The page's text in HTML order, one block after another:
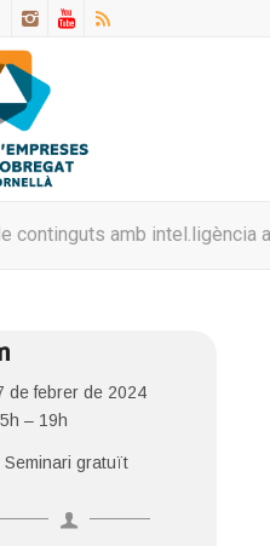
continguts amb intel.ligència
de febrer de 2024
– 19h
Seminari gratuït